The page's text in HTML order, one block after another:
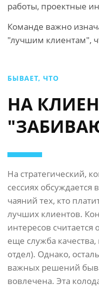
работы, проектные
Команде важно
"лучшим клиентам",
БЫВАЕТ, ЧТО
НА
На стратегический,
сессиях обсуждается
чаяний тех, кто
лучших клиентов.
интересов считается
еще служба
отдел). Однако,
важных решений
вовлечена. Эта